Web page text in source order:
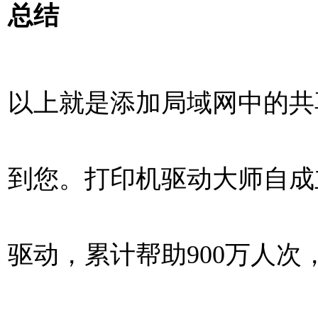
总结
以上就是添加局域网中的
到您。打印机驱动大师自
驱动，累计帮助900万人次